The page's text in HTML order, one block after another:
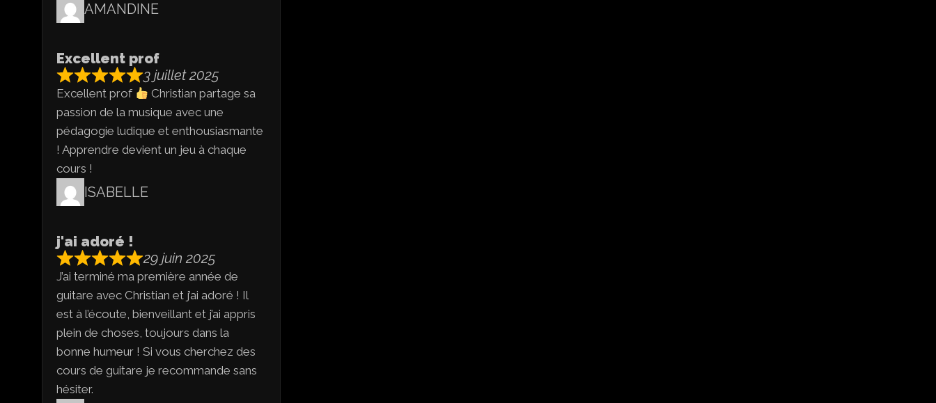
AMANDINE
Excellent prof
3 juillet 2025
Excellent prof
Christian partage sa
passion de la musique avec une
pédagogie ludique et enthousiasmante
! Apprendre devient un jeu à chaque
cours !
ISABELLE
j'ai adoré !
29 juin 2025
J’ai terminé ma première année de
guitare avec Christian et j’ai adoré ! Il
est à l’écoute, bienveillant et j’ai appris
plein de choses, toujours dans la
bonne humeur ! Si vous cherchez des
cours de guitare je recommande sans
hésiter.